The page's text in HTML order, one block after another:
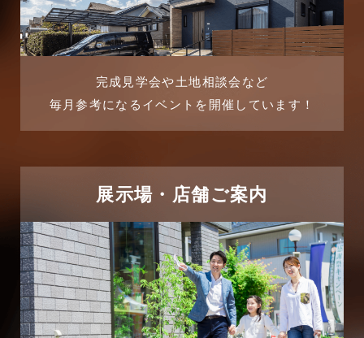
よくある質問
リフォーム-ブログ
リフォームに関するよくある質問
三郷中央駅店-ブログ
三郷市
三郷駅前店-ブログ
不動産の基礎知識に関するよくある質問
2025年8月
2025年6月
2025年3月
2025年2月
2025年1月
完成見学会や土地相談会など
毎月参考になるイベントを開催しています！
展示場・店舗ご案内